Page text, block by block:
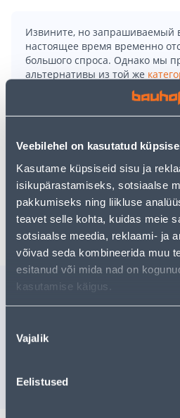
Veebilehel on kasutatud
Kasutame küpsiseid sisu ja
isikupärastamiseks, sotsiaalse
pakkumiseks ning liikluse
teavet selle kohta, kuidas meie
sotsiaalse meedia, reklaami- ja
võivad seda kombineerida muu
esitanud või mida nad on
kasutamise käigus.
valik
Vajalik
Eelistused
Извините, но запрашиваемый
настоящее время временно
большого спроса. Однако мы
альтернативы из той же
могут вам понравиться!
Но ваш шопинг не должен
можете продолжить свои
функцию поиска, чтобы найти
Доставка невозможна
Похожие продукты
KONVEKTOR BETA